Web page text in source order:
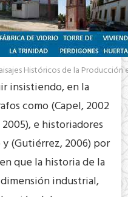
Históricos de la
insistiendo, en la
como (Capel, 2002
e historiadores
(Gutiérrez, 2006) por
que la historia de la
industrial,